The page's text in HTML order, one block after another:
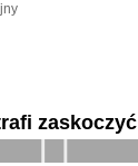
zaskoczyć